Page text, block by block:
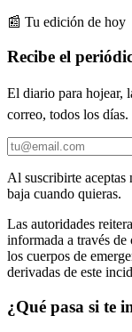
📰 Tu edición de hoy
Recibe el
El diario para hojear,
correo, todos los
Al suscribirte aceptas
baja cuando quieras.
Las autoridades
informada a través de
los cuerpos de
derivadas de este
¿Qué pasa si te